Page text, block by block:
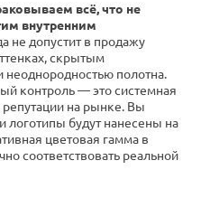
всё, что не
внутренним
не допустит в продажу
скрытым
неоднородностью полотна.
контроль — это системная
на рынке. Вы
будут нанесены на
цветовая гамма в
соответствовать реальной